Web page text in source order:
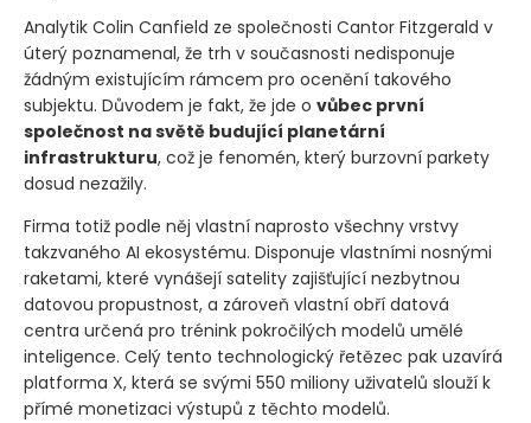
Analytik Colin Canfield ze společnosti Cantor Fitzgerald v
úterý poznamenal, že trh v současnosti nedisponuje
žádným existujícím rámcem pro ocenění takového
subjektu. Důvodem je fakt, že jde o vůbec první
společnost na světě budující planetární
infrastrukturu, což je fenomén, který burzovní parkety
dosud nezažily.
Firma totiž podle něj vlastní naprosto všechny vrstvy
takzvaného AI ekosystému. Disponuje vlastními nosnými
raketami, které vynášejí satelity zajišťující nezbytnou
datovou propustnost, a zároveň vlastní obří datová
centra určená pro trénink pokročilých modelů umělé
inteligence. Celý tento technologický řetězec pak uzavírá
platforma X, která se svými 550 miliony uživatelů slouží k
přímé monetizaci výstupů z těchto modelů.